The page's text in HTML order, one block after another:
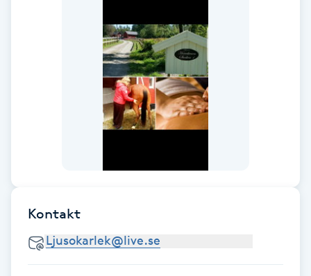
Fransförlängning
Fransförlängning Megavolym
Kontakt